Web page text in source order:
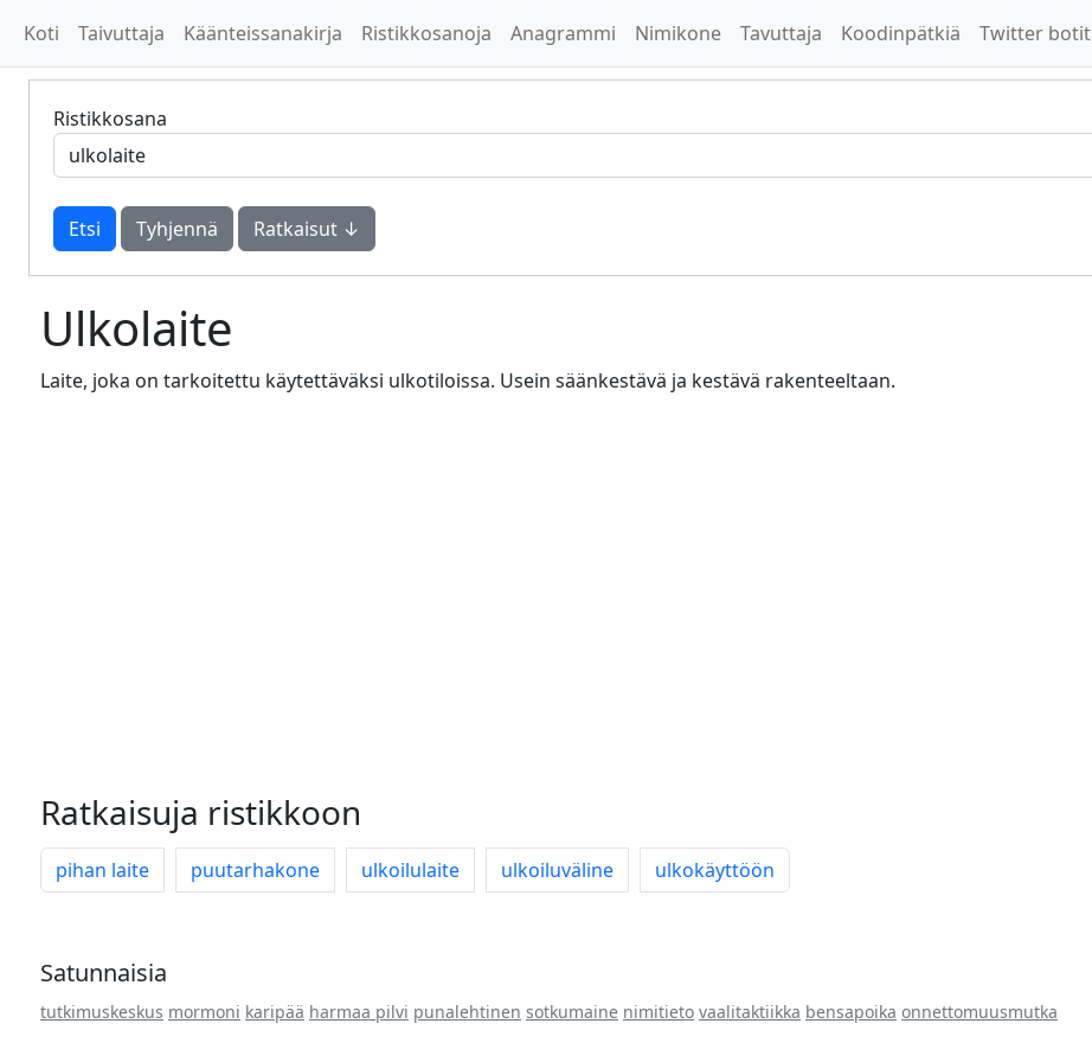
Koti Taivuttaja Käänteissanakirja Ristikkosanoja Anagrammi Nimikone Tavuttaja Koodinpätkiä Twitter botit
Ristikkosana
Tyhjennä Ratkaisut ↓
Ulkolaite
Laite, joka on tarkoitettu käytettäväksi ulkotiloissa. Usein säänkestävä ja kestävä rakenteeltaan.
Ratkaisuja ristikkoon
pihan laite puutarhakone ulkoilulaite ulkoiluväline ulkokäyttöön
Satunnaisia
tutkimuskeskus mormoni karipää harmaa pilvi punalehtinen sotkumaine nimitieto vaalitaktiikka bensapoika onnettomuusmutka